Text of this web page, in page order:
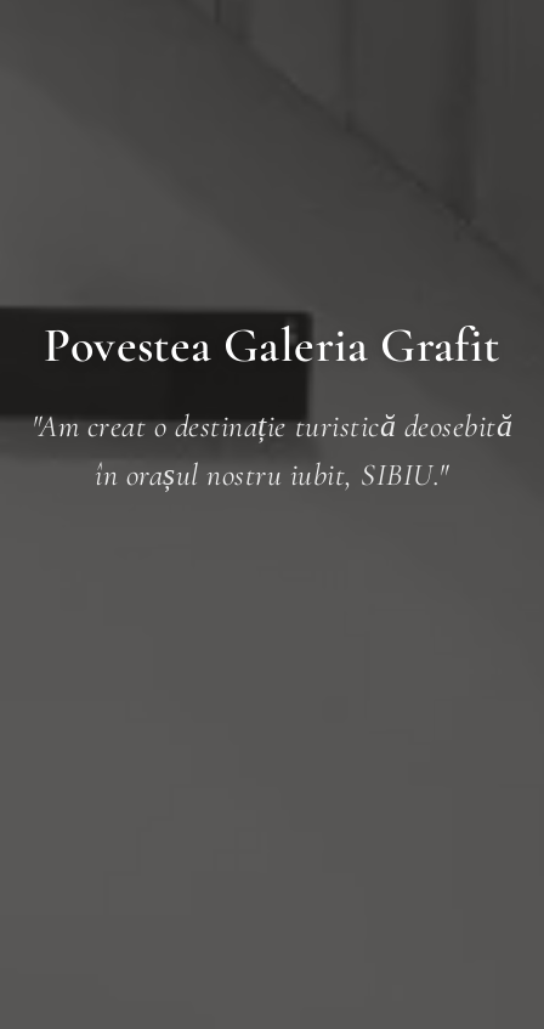
Povestea Galeria Grafit
"Am creat o destinație turistică deosebită
în orașul nostru iubit, SIBIU."